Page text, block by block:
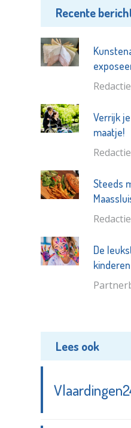
Recente
Verrijk
maatje!
Steeds
De
Lees ook